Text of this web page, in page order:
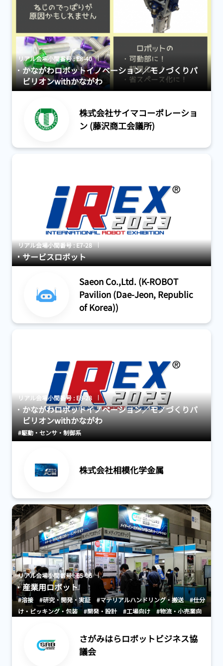
リアル会場小間番号 : E8-40
かながわロボットイノベーション／モノづくりパ
ビリオンwithかながわ
株式会社サイマコーポレーショ
ン (藤沢商工会議所)
リアル会場小間番号 : E7-28
サービスロボット
Saeon Co.,Ltd. (K-ROBOT
Pavilion (Dae-Jeon, Republic
of Korea))
リアル会場小間番号 : E8-28
かながわロボットイノベーション／モノづくりパ
ビリオンwithかながわ
#駆動・センサ・制御系
株式会社相模化学金属
リアル会場小間番号 : E5-06
産業用ロボット
#溶接 #研究・開発・実証 #マテリアルハンドリング・搬送
#仕分
け・ピッキング・包装
#開発・設計 #工場向け
#物流・小売業向
さがみはらロボットビジネス協
議会